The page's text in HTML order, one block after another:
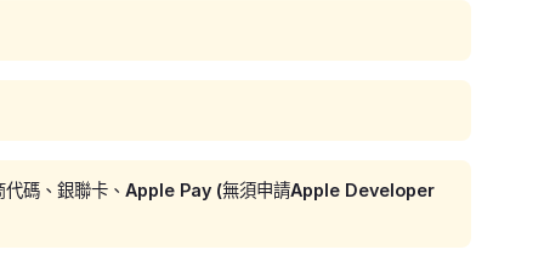
代碼、銀聯卡、Apple Pay (無須申請Apple Developer